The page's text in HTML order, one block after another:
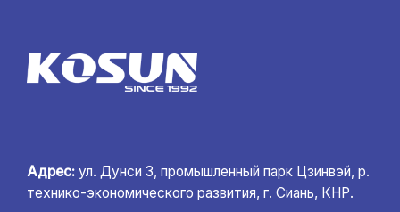
Адрес: ул. Дунси 3, промышленный парк Цзинвэй, р.
технико-экономического развития, г. Сиань, КНР.